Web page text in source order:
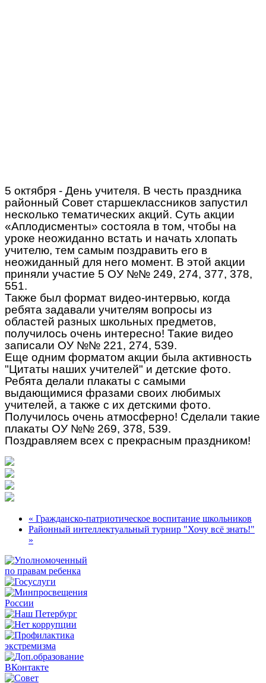
5 октября - День учителя. В честь праздника
районный Совет старшеклассников запустил
несколько тематических акций. Суть акции
«Аплодисменты» состояла в том, чтобы на
уроке неожиданно встать и начать хлопать
учителю, тем самым поздравить его в
неожиданный для него момент. В этой акции
приняли участие 5 ОУ №№ 249, 274, 377, 378,
551.
Также был формат видео-интервью, когда
ребята задавали учителям вопросы из
областей разных школьных предметов,
получилось очень интересно! Такие видео
записали ОУ №№ 221, 274, 539.
Еще одним форматом акции была активность
"Цитаты наших учителей" и детские фото.
Ребята делали плакаты с самыми
выдающимися фразами своих любимых
учителей, а также с их детскими фото.
Получилось очень атмосферно! Сделали такие
плакаты ОУ №№ 269, 378, 539.
Поздравляем всех с прекрасным праздником!
« Гражданско-патриотическое воспитание школьников
Районный интеллектуальный турнир "Хочу всё знать!"
»